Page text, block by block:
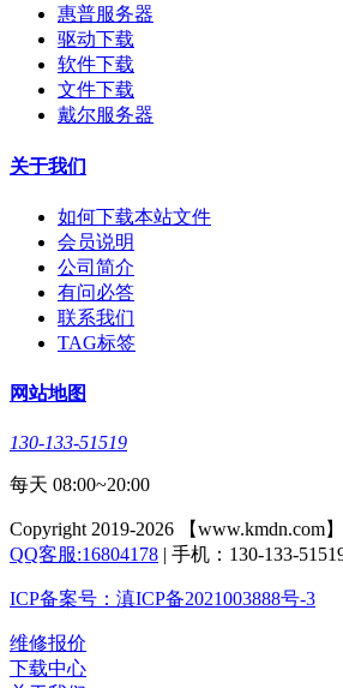
惠普服务器
驱动下载
软件下载
文件下载
戴尔服务器
关于我们
如何下载本站文件
会员说明
公司简介
有问必答
联系我们
TAG标签
网站地图
130-133-51519
每天 08:00~20:00
Copyright 2019-2026 【www.kmdn.com
QQ客服:16804178 | 手机：130-133-
ICP备案号：滇ICP备2021003888号-3
维修报价
下载中心